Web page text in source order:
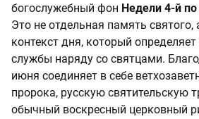
богослужебный фон Недели 4-й
Это не отдельная память святого,
контекст дня, который
службы наряду со святцами.
июня соединяет в себе
пророка, русскую святительскую
обычный воскресный церковный